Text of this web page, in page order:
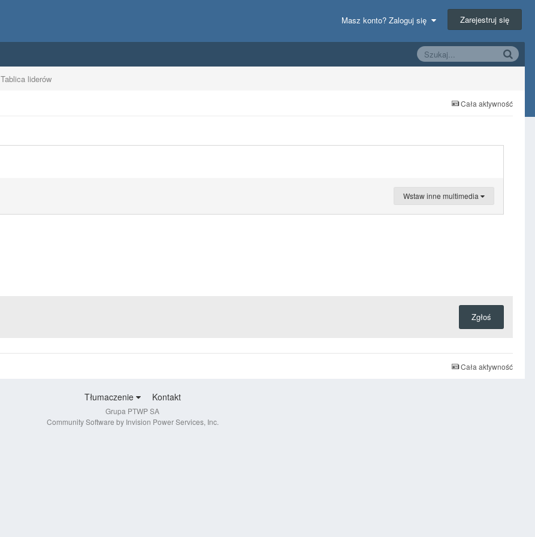
Masz konto? Zaloguj się Zarejestruj się
Tablica liderów
Cała aktywność
Wstaw inne multimedia
Zgłoś
Cała aktywność
Tłumaczenie Kontakt
Grupa PTWP SA
Community Software by Invision Power Services, Inc.